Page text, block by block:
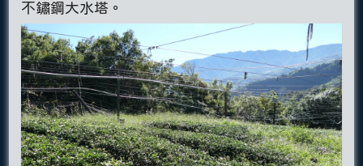
不鏽鋼大水塔。